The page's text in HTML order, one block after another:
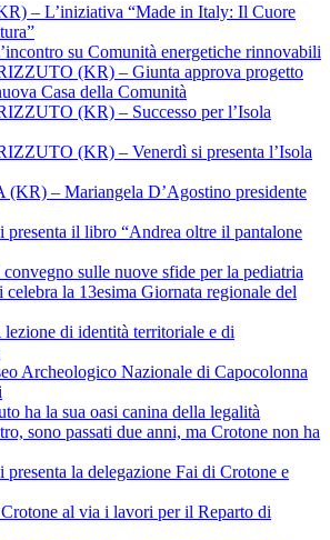
– L’iniziativa “Made in Italy: Il Cuore
su Comunità energetiche rinnovabili
(KR) – Giunta approva progetto
Casa della Comunità
(KR) – Successo per l’Isola
(KR) – Venerdì si presenta l’Isola
– Mariangela D’Agostino presidente
il libro “Andrea oltre il pantalone
sulle nuove sfide per la pediatria
celebra la 13esima Giornata regionale del
di identità territoriale e di
Archeologico Nazionale di Capocolonna
ha la sua oasi canina della legalità
sono passati due anni, ma Crotone non ha
la delegazione Fai di Crotone e
al via i lavori per il Reparto di